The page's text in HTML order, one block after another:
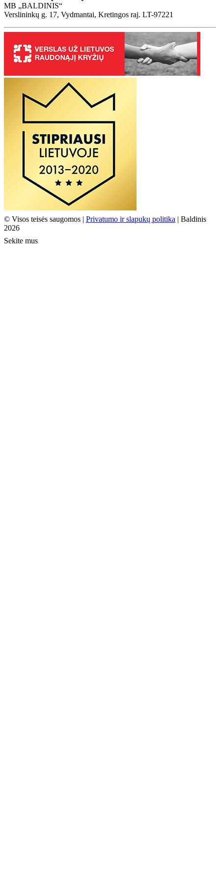
MB „BALDINIS“
Verslininkų g. 17, Vydmantai, Kretingos raj. LT-97221
© Visos teisės saugomos | Privatumo ir slapukų politika | Baldinis
2026
Sekite mus